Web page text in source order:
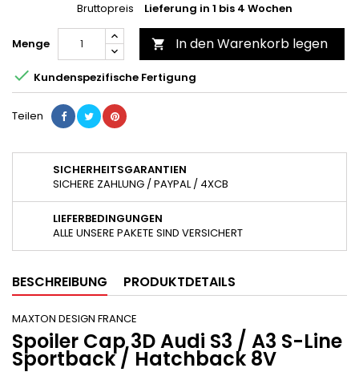
Bruttopreis Lieferung in 1 bis 4 Wochen
Menge  In den Warenkorb legen
 Kundenspezifische Fertigung
Teilen
SICHERHEITSGARANTIEN
SICHERE ZAHLUNG / PAYPAL / 4XCB
LIEFERBEDINGUNGEN
ALLE UNSERE PAKETE SIND VERSICHERT
BESCHREIBUNG PRODUKTDETAILS
MAXTON DESIGN FRANCE
Spoiler Cap 3D Audi S3 / A3 S-Line
Sportback / Hatchback 8V